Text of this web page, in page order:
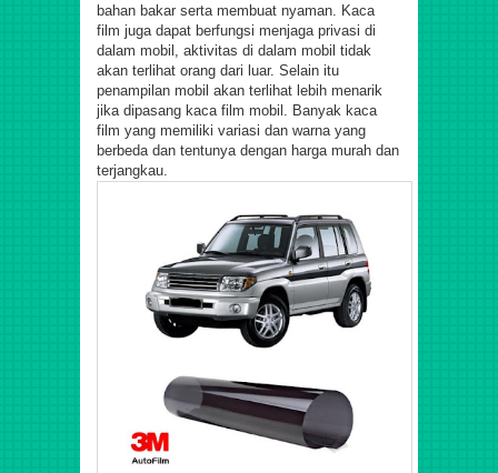
bahan bakar serta membuat nyaman. Kaca
film juga dapat berfungsi menjaga privasi di
dalam mobil, aktivitas di dalam mobil tidak
akan terlihat orang dari luar. Selain itu
penampilan mobil akan terlihat lebih menarik
jika dipasang kaca film mobil. Banyak kaca
film yang memiliki variasi dan warna yang
berbeda dan tentunya dengan harga murah dan
terjangkau.